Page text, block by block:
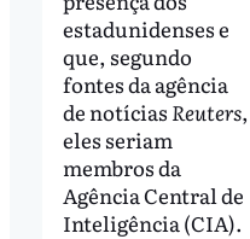
estadunidenses e
que, segundo
fontes da agência
de notícias Reuters,
eles seriam
membros da
Agência Central de
Inteligência (CIA).